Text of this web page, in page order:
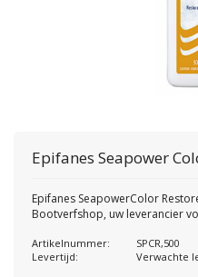
Epifanes Seapower
Epifanes SeapowerColor
Bootverfshop, uw leverancier
Artikelnummer:
SPCR,500
Levertijd:
Verwachte